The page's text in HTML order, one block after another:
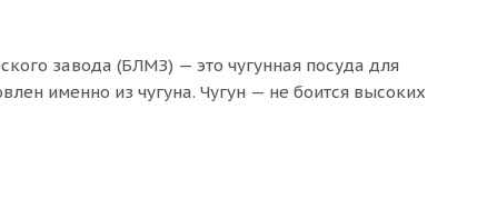
завода (БЛМЗ) — это чугунная посуда для
именно из чугуна. Чугун — не боится высоких